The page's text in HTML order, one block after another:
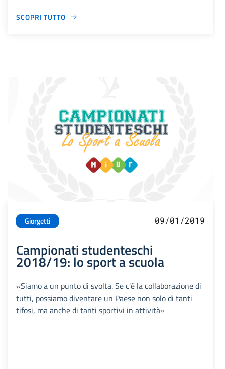
SCOPRI TUTTO
Giorgetti 09/01/2019
Campionati studenteschi
2018/19: lo sport a scuola
«Siamo a un punto di svolta. Se c'è la collaborazione di
tutti, possiamo diventare un Paese non solo di tanti
tifosi, ma anche di tanti sportivi in attività»